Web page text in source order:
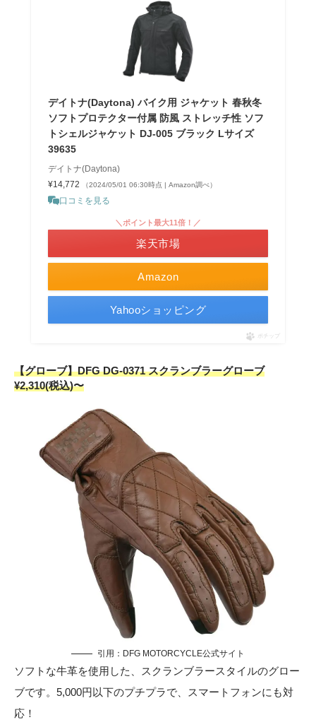
デイトナ(Daytona) バイク用 ジャケット 春秋冬
ソフトプロテクター付属 防風 ストレッチ性 ソフ
トシェルジャケット DJ-005 ブラック Lサイズ
39635
デイトナ(Daytona)
¥14,772
（2024/05/01 06:30時点 | Amazon調べ）
口コミを見る
Amazon
＼ポイント最大11倍！／
楽天市場
Yahooショッピング
ポチップ
【グローブ】DFG DG-0371 スクランブラーグローブ
¥2,310(税込)〜
引用： DFG MOTORCYCLE公式サイト
ソフトな牛革を使用した、スクランブラースタイルのグロー
ブです。5,000円以下のプチプラで、スマートフォンにも対
応！